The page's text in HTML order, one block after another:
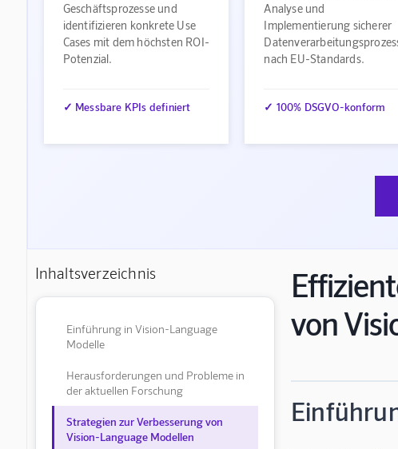
Geschäftsprozesse und
identifizieren konkrete Use
Cases mit dem höchsten ROI-
Potenzial.
✓ Messbare KPIs definiert
Analyse und
Implementierung sicherer
nach EU-Standards.
✓ 100% DSGVO-konform
Inhaltsverzeichnis
Einführung in Vision-Language
Modelle
Herausforderungen und Probleme in
der aktuellen Forschung
Strategien zur Verbesserung von
Vision-Language Modellen
von